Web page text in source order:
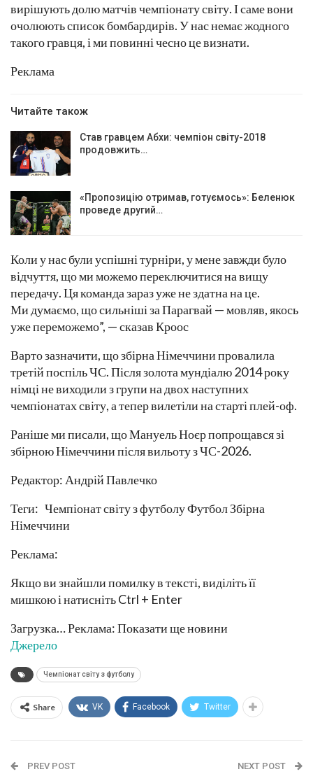
вирішують долю матчів чемпіонату світу. І саме вони
очолюють список бомбардирів. У нас немає жодного
такого гравця, і ми повинні чесно це визнати.
Реклама
Читайте також
Став гравцем Абхи: чемпіон світу-2018
продовжить…
«Пропозицію отримав, готуємось»: Беленюк
проведе другий…
Коли у нас були успішні турніри, у мене завжди було
відчуття, що ми можемо переключитися на вищу
передачу. Ця команда зараз уже не здатна на це.
Ми думаємо, що сильніші за Парагвай — мовляв, якось
уже переможемо”, — сказав Кроос
Варто зазначити, що збірна Німеччини провалила
третій поспіль ЧС. Після золота мундіалю 2014 року
німці не виходили з групи на двох наступних
чемпіонатах світу, а тепер вилетіли на старті плей-оф.
Раніше ми писали, що Мануель Ноєр попрощався зі
збірною Німеччини після вильоту з ЧС-2026.
Редактор: Андрій Павлечко
Теги: Чемпіонат світу з футболу Футбол Збірна
Німеччини
Реклама:
Якщо ви знайшли помилку в тексті, виділіть її
мишкою і натисніть Ctrl + Enter
Загрузка… Реклама: Показати ще новини
Джерело
Чемпіонат світу з футболу
Share VK Facebook Twitter
PREV POST NEXT POST